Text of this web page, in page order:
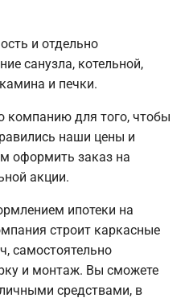
и отдельно
санузла, котельной,
и печки.
компанию для того, чтобы
наши цены и
оформить заказ на
акции.
ипотеки на
строит каркасные
самостоятельно
и монтаж. Вы сможете
средствами, в